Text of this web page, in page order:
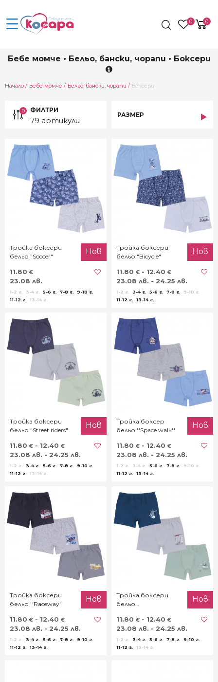
0 0
Бебе момче • Бельо, бански, чорапи • Боксери
Начало Бебе момче Бельо, бански, чорапи Current:
Боксери
0 ФИЛТРИ
79 артикули
РАЗМЕР
Тройка боксери
бельо "Soccer"
Нов
11.80 €
23.08 лв.
1-2 г. 3-4 г. 5-6 г. 7-8 г.
9-10 г.
11-12 г.
13-14 г.
Тройка боксери
бельо "Bicycle"
Нов
11.80 € - 12.40 €
23.08 лв. - 24.25 лв.
1-2 г. 3-4 г. 5-6 г. 7-8 г.
9-10 г.
11-12 г.
13-14 г.
Тройка боксери
бельо "Street riders"
Нов
11.80 € - 12.40 €
23.08 лв. - 24.25 лв.
1-2 г. 3-4 г. 5-6 г. 7-8 г.
9-10 г.
11-12 г.
13-14 г.
Тройка боксер
бельо ''Space walk''
Нов
11.80 € - 12.40 €
23.08 лв. - 24.25 лв.
1-2 г. 3-4 г. 5-6 г. 7-8 г.
9-10 г.
11-12 г.
13-14 г.
Тройка боксери
бельо ''Raceway''
Нов
11.80 € - 12.40 €
23.08 лв. - 24.25 лв.
1-2 г. 3-4 г. 5-6 г. 7-8 г.
9-10 г.
11-12 г.
13-14 г.
Тройка боксери
бельо
Нов
11.80 € - 12.40 €
23.08 лв. - 24.25 лв.
1-2 г. 3-4 г. 5-6 г. 7-8 г.
9-10 г.
11-12 г.
13-14 г.